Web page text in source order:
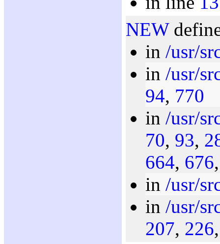
NEW
in /usr/
in /usr/
94, 770
in /usr/
70, 93,
664, 676
in /usr/
in /usr/
207, 226